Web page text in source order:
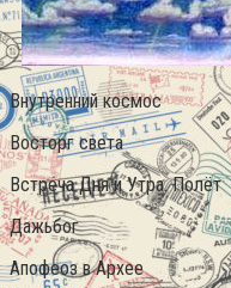
Внутренний космос
Восторг света
Встреча Дня и Утра. Полёт
Дажьбог
Апофеоз в Архее